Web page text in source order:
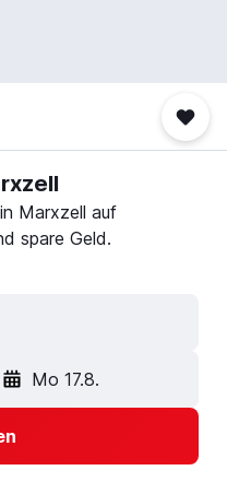
Marxzell auf
spare Geld.
Mo 17.8.